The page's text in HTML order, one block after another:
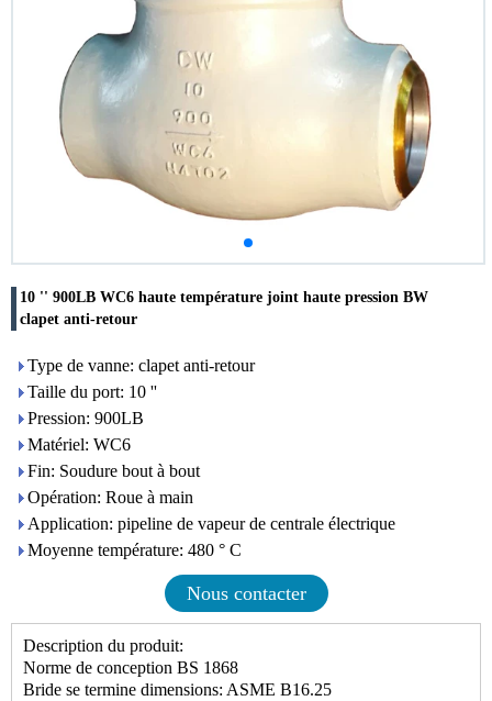
10 '' 900LB WC6 haute température joint haute pression BW
clapet anti-retour
Type de vanne: clapet anti-retour
Taille du port: 10 ''
Pression: 900LB
Matériel: WC6
Fin: Soudure bout à bout
Opération: Roue à main
Application: pipeline de vapeur de centrale électrique
Moyenne température: 480 ° C
Nous contacter
Description du produit:
Norme de conception BS 1868
Bride se termine dimensions: ASME B16.25